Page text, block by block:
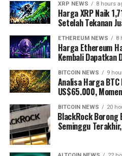
XRP NEWS 8 hours
Harga XRP Naik
Setelah Tekanan
ETHEREUM NEWS 8
Harga Ethereum
Kembali Dapatkan
BITCOIN NEWS 9
Analisa Harga
US$65.000,
BITCOIN NEWS 20
⁠BlackRock Borong
Seminggu